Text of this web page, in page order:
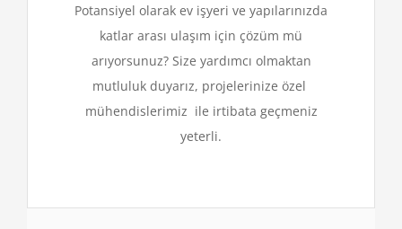
Potansiyel olarak ev işyeri ve yapılarınızda
katlar arası ulaşım için çözüm mü
arıyorsunuz? Size yardımcı olmaktan
mutluluk duyarız, projelerinize özel
mühendislerimiz ile irtibata geçmeniz
yeterli.